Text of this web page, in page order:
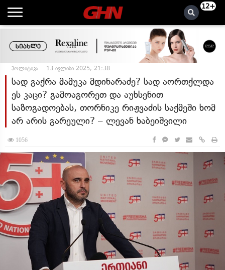
12+
პოლიტიკა 13 ივლისი 2025, 21:38
სად გაქრა მამუკა მდინარაძე? სად აორთქლდა
ეს კაცი? გამოაგორეთ და აუხსენით
საზოგადოებას, თორნიკე რიჟვაძის საქმეში ხომ
არ არის გარეული? – ლევან ხაბეიშვილი
1056